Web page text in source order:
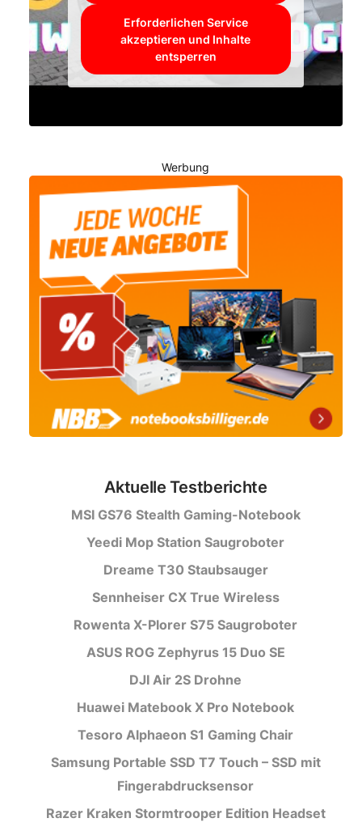
Erforderlichen Service
akzeptieren und Inhalte
entsperren
Werbung
Aktuelle Testberichte
MSI GS76 Stealth Gaming-Notebook
Yeedi Mop Station Saugroboter
Dreame T30 Staubsauger
Sennheiser CX True Wireless
Rowenta X-Plorer S75 Saugroboter
ASUS ROG Zephyrus 15 Duo SE
DJI Air 2S Drohne
Huawei Matebook X Pro Notebook
Tesoro Alphaeon S1 Gaming Chair
Samsung Portable SSD T7 Touch – SSD mit
Fingerabdrucksensor
Razer Kraken Stormtrooper Edition Headset